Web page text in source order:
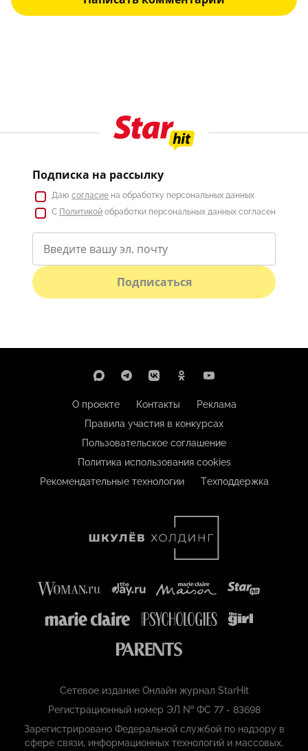
Подписка на рассылку
Даю согласие на обработку персональных данных
С Политикой обработки персональных данных согласен
Подписаться
О проекте Контакты
Реклама
Правила участия в конкурсах
Пользовательское соглашение
Политика использования cookies
Рекомендательные технологии
Техподдержка
Сетевое издание Онлайн журнал StarHit
Регистрационный номер ЭЛ № ФС 77 - 83698
Зарегистрировано Федеральной службой по надзору в
сфере связи, информационных технологий и массовых,